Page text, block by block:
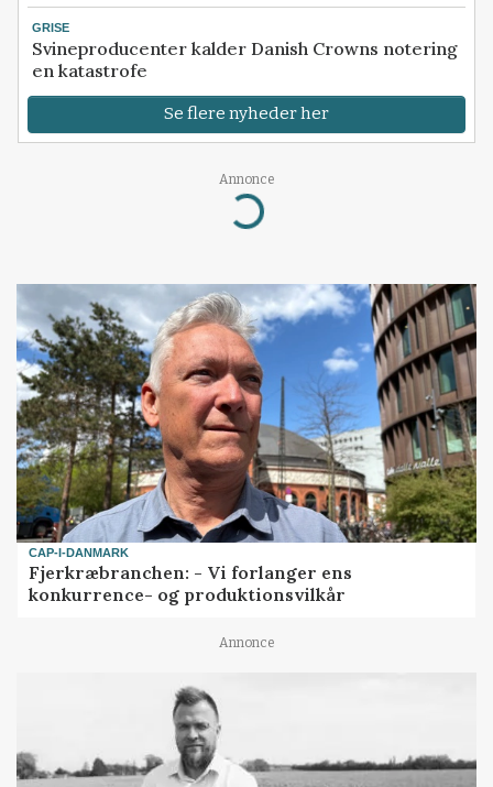
GRISE
Svineproducenter kalder Danish Crowns notering
en katastrofe
Se flere nyheder her
Annonce
Loading...
CAP-I-DANMARK
Fjerkræbranchen: - Vi forlanger ens
konkurrence- og produktionsvilkår
Annonce